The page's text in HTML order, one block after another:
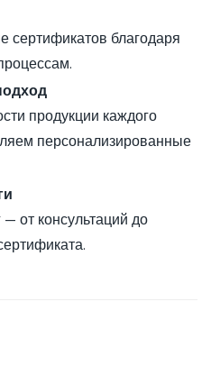
благодаря
продукции каждого
персонализированные
от консультаций до